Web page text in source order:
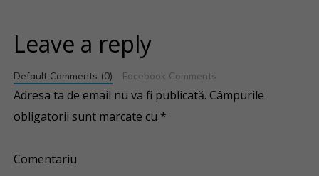
Leave a reply
Default Comments (0) Facebook Comments
Adresa ta de email nu va fi publicată. Câmpurile
obligatorii sunt marcate cu *
Comentariu